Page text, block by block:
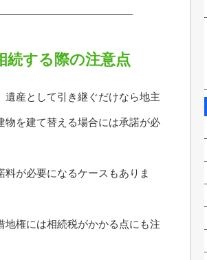
続する際の注意点
産として引き継ぐだけなら地主
物を建て替える場合には承諾が必
が必要になるケースもありま
地権には相続税がかかる点にも注